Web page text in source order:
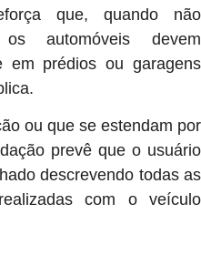
que, quando não
automóveis devem
em prédios ou garagens
ou que se estendam por
prevê que o usuário
descrevendo todas as
com o veículo